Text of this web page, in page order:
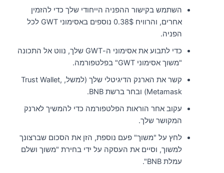
השתמש בקישור ההפניה הייחודי שלך כדי להזמין
אחרים, והרוויח 0.38$ נוספים באסימוני GWT לכל
הפניה.
כדי לתבוע את אסימוני ה-GWT שלך, נווט אל התכונה
"משוך אסימוני GWT" בפלטפורמה.
קשר את הארנק הדיגיטלי שלך (למשל, Trust Wallet,
Metamask) ובחר ברשת BNB.
עקוב אחר הוראות הפלטפורמה כדי להמשיך לארנק
המקושר שלך.
לחץ על "משוך" פעם נוספת, הזן את הסכום שברצונך
למשוך, וסיים את העסקה על ידי בחירת "משוך ושלם
עמלת BNB".